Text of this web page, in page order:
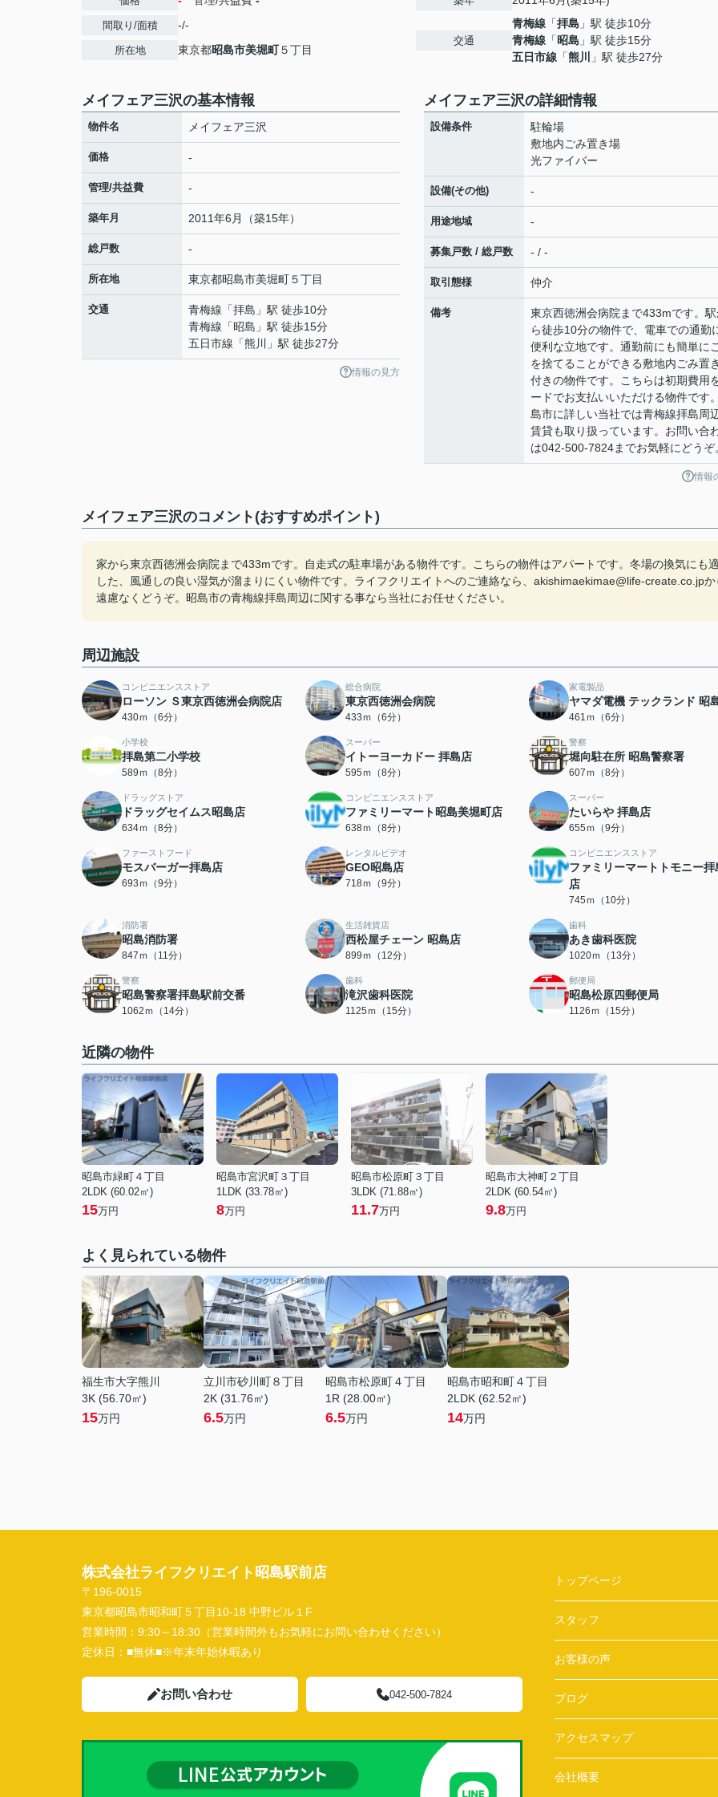
間取り/面積 -/-
所在地 東京都昭島市美堀町５丁目
交通
青梅線 「拝島 」駅 徒歩10分
青梅線 「昭島 」駅 徒歩15分
五日市線 「熊川 」駅 徒歩27分
メイフェア三沢の基本情報
物件名 メイフェア三沢
価格 -
管理/共益費 -
築年月 2011年6月（築15年）
総戸数 -
所在地 東京都昭島市美堀町５丁目
交通 青梅線 「拝島 」駅 徒歩10分
青梅線 「昭島 」駅 徒歩15分
五日市線 「熊川 」駅 徒歩27分
情報の見方
メイフェア三沢の詳細情報
設備条件
駐輪場
敷地内ごみ置き場
光ファイバー
設備(その他) -
用途地域 -
募集戸数 / 総戸数 - / -
取引態様 仲介
備考
東京西徳洲会病院まで433mです。
ら徒歩10分の物件で、電車での通勤
便利な立地です。通勤前にも簡単に
を捨てることができる敷地内ごみ置
付きの物件です。こちらは初期費用
ードでお支払いいただける物件です
島市に詳しい当社では青梅線拝島周
賃貸も取り扱っています。お問い合
は042-500-7824までお気軽にどうぞ
情報
メイフェア三沢のコメント(おすすめポイント)
家から東京西徳洲会病院まで433mです。自走式の駐車場がある物件です。こちらの物件はアパートです。冬場の換気にも
した、風通しの良い湿気が溜まりにくい物件です。ライフクリエイトへのご連絡なら、akishimaekimae@life-create.co.jpか
遠慮なくどうぞ。昭島市の青梅線拝島周辺に関する事なら当社にお任せください。
周辺施設
コンビニエンスストア
ローソン Ｓ東京西徳洲会病院店
430ｍ（6分）
総合病院
東京西徳洲会病院
433ｍ（6分）
家電製品
ヤマダ電機 テックランド 昭
461ｍ（6分）
小学校
拝島第二小学校
589ｍ（8分）
スーパー
イトーヨーカドー 拝島店
595ｍ（8分）
警察
堀向駐在所 昭島警察署
607ｍ（8分）
ドラッグストア
ドラッグセイムス昭島店
634ｍ（8分）
コンビニエンスストア
ファミリーマート昭島美堀町店
638ｍ（8分）
スーパー
たいらや 拝島店
655ｍ（9分）
ファーストフード
モスバーガー拝島店
693ｍ（9分）
レンタルビデオ
GEO昭島店
718ｍ（9分）
コンビニエンスストア
ファミリーマートトモニー拝
店
745ｍ（10分）
消防署
昭島消防署
847ｍ（11分）
生活雑貨店
西松屋チェーン 昭島店
899ｍ（12分）
歯科
あき歯科医院
1020ｍ（13分）
警察
昭島警察署拝島駅前交番
1062ｍ（14分）
歯科
滝沢歯科医院
1125ｍ（15分）
郵便局
昭島松原四郵便局
1126ｍ（15分）
近隣の物件
昭島市緑町４丁目
2LDK (60.02㎡)
15万円
昭島市宮沢町３丁目
1LDK (33.78㎡)
8万円
昭島市松原町３丁目
3LDK (71.88㎡)
11.7万円
昭島市大神町２丁目
2LDK (60.54㎡)
9.8万円
よく見られている物件
福生市大字熊川
3K (56.70㎡)
15万円
立川市砂川町８丁目
2K (31.76㎡)
6.5万円
昭島市松原町４丁目
1R (28.00㎡)
6.5万円
昭島市昭和町４丁目
2LDK (62.52㎡)
14万円
株式会社ライフクリエイト昭島駅前店
〒196-0015
東京都昭島市昭和町５丁目10-18 中野ビル１F
営業時間： 9:30～18:30（営業時間外もお気軽にお問い合わせください）
定休日： ■無休■※年末年始休暇あり
お問い合わせ 042-500-7824
トップページ
スタッフ
お客様の声
ブログ
アクセスマップ
会社概要